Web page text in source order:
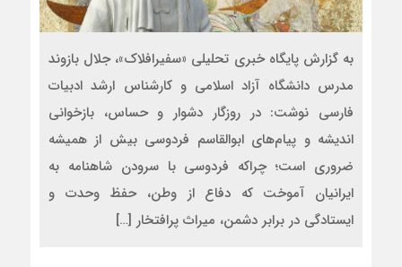
به گزارش پایگاه خبری تحلیلی «سفیرافلاک»، جلال بازوند
مدرس دانشگاه آزاد اسلامی و کارشناس ارشد ادبیات
فارسی نوشت: در روزگار دشوار و حساس، بازخوانی
اندیشه و پیام‌های ابوالقاسم فردوسی بیش از همیشه
ضروری است؛ چراکه فردوسی با سرودن شاهنامه به
ایرانیان آموخت که دفاع از وطن، حفظ وحدت و
ایستادگی در برابر دشمن، میراث پرافتخار […]